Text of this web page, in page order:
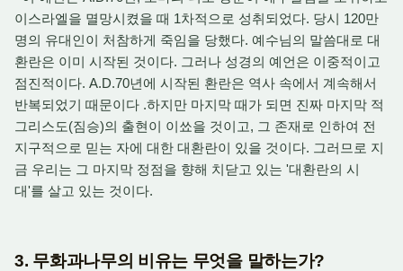
이스라엘을 멸망시켰을 때 1차적으로 성취되었다. 당시 120만
명의 유대인이 처참하게 죽임을 당했다. 예수님의 말씀대로 대
환란은 이미 시작된 것이다. 그러나 성경의 예언은 이중적이고
점진적이다. A.D.70년에 시작된 환란은 역사 속에서 계속해서
반복되었기 때문이다 .하지만 마지막 때가 되면 진짜 마지막 적
그리스도(짐승)의 출현이 이쑈을 것이고, 그 존재로 인하여 전
지구적으로 믿는 자에 대한 대환란이 있을 것이다. 그러므로 지
금 우리는 그 마지막 정점을 향해 치닫고 있는 '대환란의 시
대'를 살고 있는 것이다.
3. 무화과나무의 비유는 무엇을 말하는가?